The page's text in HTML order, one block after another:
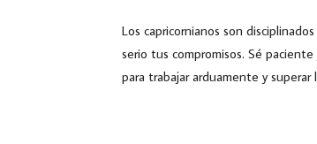
Los capricornianos son
serio tus compromisos. Sé
para trabajar arduamente y